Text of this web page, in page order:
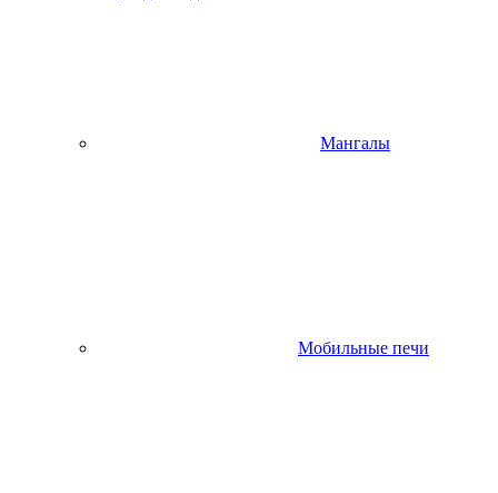
Мангалы
Мобильные печи